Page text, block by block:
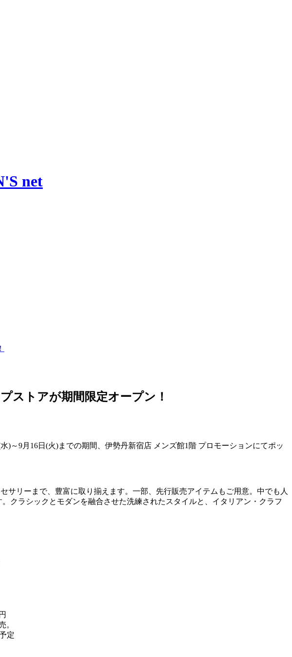
net
ストアが期間限定オープン！
)～9月16日(火)までの期間、伊勢丹新宿店 メンズ館1階 プロモーションにてポッ
リーまで、豊富に取り揃えます。一部、先行販売アイテムもご用意。中でも人
クラシックとモダンを融合させた洗練されたスタイルと、イタリアン・クラフ
。
定